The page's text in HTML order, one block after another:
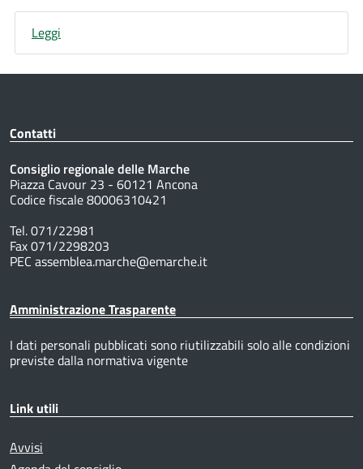
Leggi
Contatti
Consiglio regionale delle Marche
Piazza Cavour 23 - 60121 Ancona
Codice fiscale 80006310421
Tel. 071/22981
Fax 071/2298203
PEC assemblea.marche@emarche.it
Amministrazione Trasparente
I dati personali pubblicati sono riutilizzabili solo alle condizioni
previste dalla normativa vigente
Link utili
Avvisi